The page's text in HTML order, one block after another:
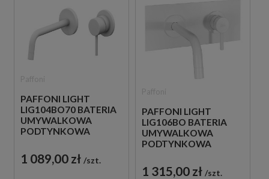
PAFFONI LIGHT
LIG104BO70 BATERIA
UMYWALKOWA
PODTYNKOWA
BIAŁA
1 089,00 zł szt.
PAFFONI LIGHT
LIG106BO BATERIA
UMYWALKOWA
PODTYNKOWA
BIAŁA
1 315,00 zł szt.